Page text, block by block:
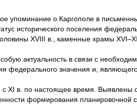
упоминание о Каргополе в
исторического поселения
XVIII в., каменные храмы
актуальность в связи с
федерального значения и,
с XI в. по настоящее время. Выявлены
формирования планировочной